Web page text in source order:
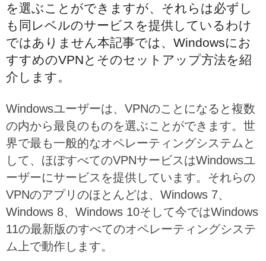
を選ぶことができますが、それらは必ずし
も同レベルのサービスを提供しているわけ
ではありません本記事では、Windowsにお
すすめのVPNとそのセットアップ方法を紹
介します。
Windowsユーザーは、VPNのことになると複数
の内から最良のものを選ぶことができます。世
界で最も一般的なオペレーティングシステムと
して、ほぼすべてのVPNサービスはWindowsユ
ーザーにサービスを提供しています。それらの
VPNのアプリのほとんどは、Windows 7、
Windows 8、Windows 10そして今ではWindows
11の最新版のすべてのオペレーティングシステ
ム上で動作します。